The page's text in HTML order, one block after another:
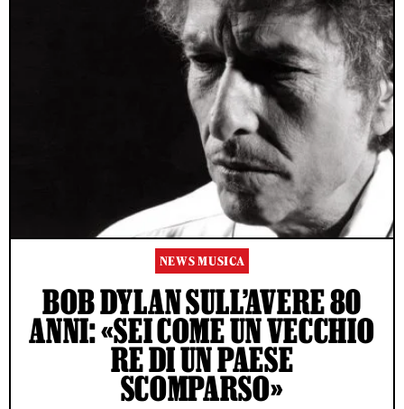
NEWS MUSICA
BOB DYLAN SULL’AVERE 80
ANNI: «SEI COME UN VECCHIO
RE DI UN PAESE
SCOMPARSO»